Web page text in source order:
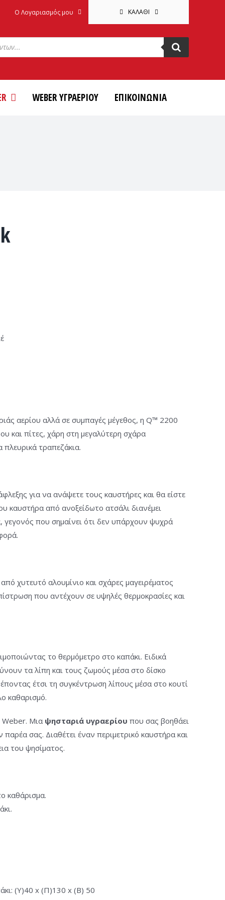
Ο Λογαριασμός μου ΚΑΛΆΘΙ
WEBER ΥΓΡΑΕΡΙΟΥ ΕΠΙΚΟΙΝΩΝΙΑ
αερίου αλλά σε συμπαγές μέγεθος, η Q™ 2200
και πίτες, χάρη στη μεγαλύτερη σχάρα
πλευρικά τραπεζάκια.
για να ανάψετε τους καυστήρες και θα είστε
καυστήρα από ανοξείδωτο ατσάλι διανέμει
που σημαίνει ότι δεν υπάρχουν ψυχρά
χυτευτό αλουμίνιο και σχάρες μαγειρέματος
που αντέχουν σε υψηλές θερμοκρασίες και
το θερμόμετρο στο καπάκι. Ειδικά
τα λίπη και τους ζωμούς μέσα στο δίσκο
έτσι τη συγκέντρωση λίπους μέσα στο κουτί
καθαρισμό.
Weber. Μια ψησταριά υγραερίου που σας βοηθάει
σας. Διαθέτει έναν περιμετρικό καυστήρα και
του ψησίματος.
καθάρισμα.
(Υ)40 x (Π)130 x (Β) 50